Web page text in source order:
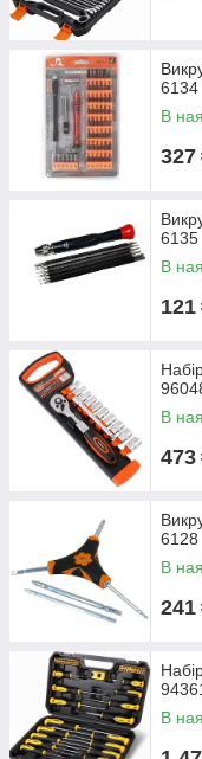
6134
В
327
6135
В
121
В
473
6128
В
241
В